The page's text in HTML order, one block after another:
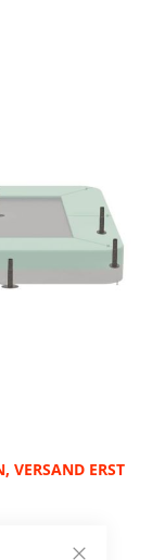
VERSAND ERST